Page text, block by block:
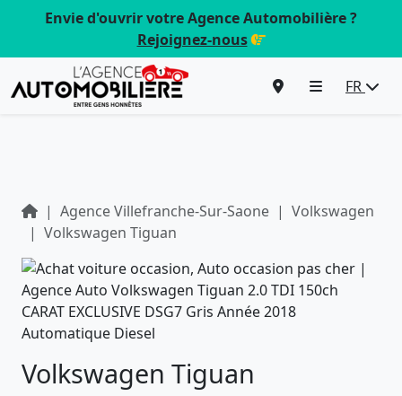
Envie d'ouvrir votre Agence Automobilière ?
Rejoignez-nous
FR
Agence Villefranche-Sur-Saone
Volkswagen
Volkswagen Tiguan
Volkswagen Tiguan